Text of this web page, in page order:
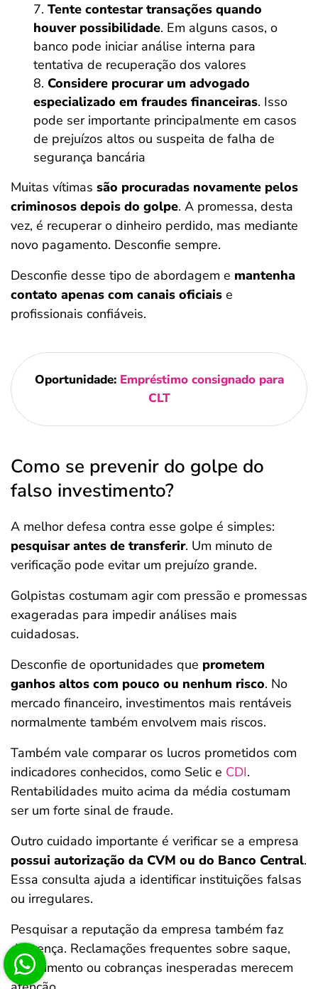
Tente contestar transações quando
houver possibilidade. Em alguns casos, o
banco pode iniciar análise interna para
tentativa de recuperação dos valores
Considere procurar um advogado
especializado em fraudes financeiras. Isso
pode ser importante principalmente em casos
de prejuízos altos ou suspeita de falha de
segurança bancária
Muitas vítimas são procuradas novamente pelos
criminosos depois do golpe. A promessa, desta
vez, é recuperar o dinheiro perdido, mas mediante
novo pagamento. Desconfie sempre.
Desconfie desse tipo de abordagem e mantenha
contato apenas com canais oficiais e
profissionais confiáveis.
Oportunidade: Empréstimo consignado para
CLT
Como se prevenir do golpe do
falso investimento?
A melhor defesa contra esse golpe é simples:
pesquisar antes de transferir. Um minuto de
verificação pode evitar um prejuízo grande.
Golpistas costumam agir com pressão e promessas
exageradas para impedir análises mais
cuidadosas.
Desconfie de oportunidades que prometem
ganhos altos com pouco ou nenhum risco. No
mercado financeiro, investimentos mais rentáveis
normalmente também envolvem mais riscos.
Também vale comparar os lucros prometidos com
indicadores conhecidos, como Selic e CDI.
Rentabilidades muito acima da média costumam
ser um forte sinal de fraude.
Outro cuidado importante é verificar se a empresa
possui autorização da CVM ou do Banco Central.
Essa consulta ajuda a identificar instituições falsas
ou irregulares.
Pesquisar a reputação da empresa também faz
diferença. Reclamações frequentes sobre saque,
atendimento ou cobranças inesperadas merecem